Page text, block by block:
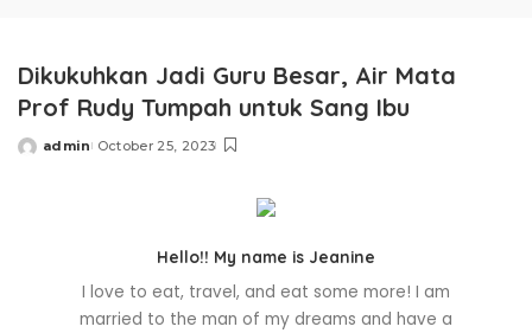
Dikukuhkan Jadi Guru Besar, Air Mata
Prof Rudy Tumpah untuk Sang Ibu
Posted
admin October 25, 2023
Hello!! My name is Jeanine
I love to eat, travel, and eat some more! I am
married to the man of my dreams and have a